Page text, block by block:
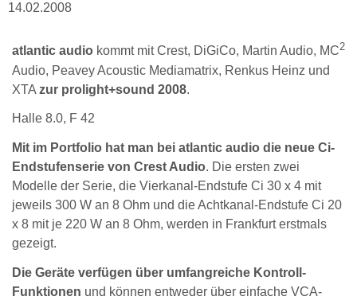
14.02.2008
atlantic audio kommt mit Crest, DiGiCo, Martin Audio, MC2
Audio, Peavey Acoustic Mediamatrix, Renkus Heinz und
XTA zur prolight+sound 2008.
Halle 8.0, F 42
Mit im Portfolio hat man bei atlantic audio die neue Ci-
Endstufenserie von Crest Audio. Die ersten zwei
Modelle der Serie, die Vierkanal-Endstufe Ci 30 x 4 mit
jeweils 300 W an 8 Ohm und die Achtkanal-Endstufe Ci 20
x 8 mit je 220 W an 8 Ohm, werden in Frankfurt erstmals
gezeigt.
Die Geräte verfügen über umfangreiche Kontroll-
Funktionen und können entweder über einfache VCA-